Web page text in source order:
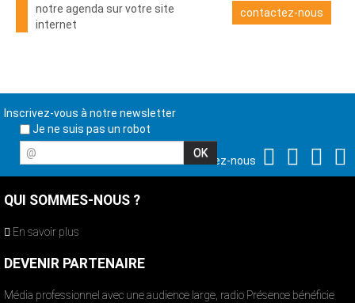
notre agenda sur votre site
internet
contactez-nous
Inscrivez-vous à notre newsletter
Je ne suis pas un robot
@
Suivez-nous
QUI SOMMES-NOUS ?
En savoir plus
DEVENIR PARTENAIRE
Média professionnel avec une audience large, radio Présence bénéficie